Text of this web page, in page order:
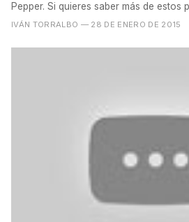
Pepper. Si quieres saber más de estos
IVÁN TORRALBO — 28 DE ENERO DE 2015